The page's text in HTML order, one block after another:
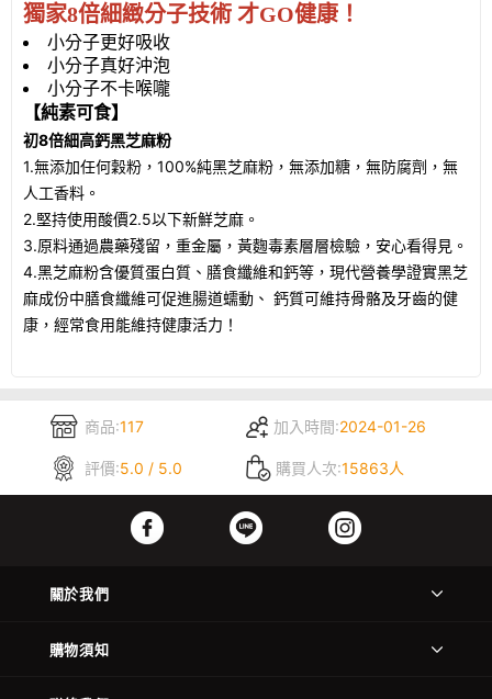
獨家8倍細緻分子技術 才GO健康！
小分子更好吸收
小分子真好沖泡
小分子不卡喉嚨
【純素可食】
初8倍細高鈣黑芝麻粉
1.無添加任何穀粉，100%純黑芝麻粉，無添加糖，無防腐劑，無
人工香料。
2.堅持使用酸價2.5以下新鮮芝麻。
3.原料通過農藥殘留，重金屬，黃麴毒素層層檢驗，安心看得見。
4.黑芝麻粉含優質蛋白質、膳食纖維和鈣等，現代營養學證實黑芝
麻成份中膳食纖維可促進腸道蠕動、 鈣質可維持骨骼及牙齒的健
康，經常食用能維持健康活力！
商品:117 加入時間:2024-01-26
評價:5.0 / 5.0 購買人次:15863人
關於我們
購物須知